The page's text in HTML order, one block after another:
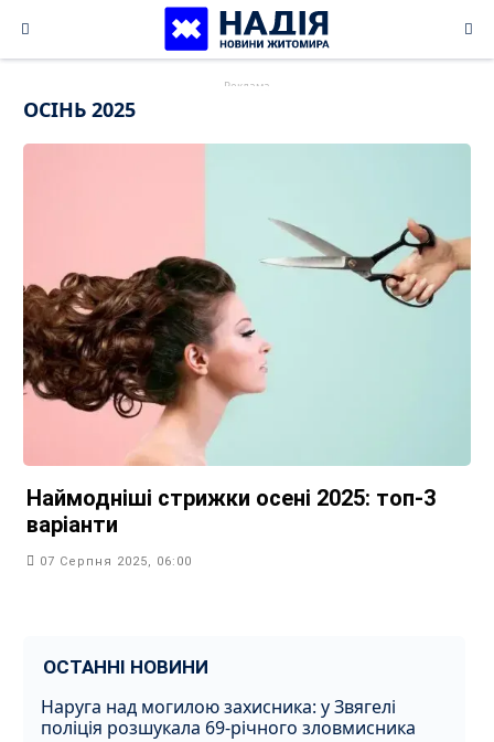
content
ОСІНЬ 2025
Наймодніші стрижки осені 2025: топ‑3
варіанти
07 Серпня 2025, 06:00
ОСТАННІ НОВИНИ
Наруга над могилою захисника: у Звягелі
поліція розшукала 69-річного зловмисника